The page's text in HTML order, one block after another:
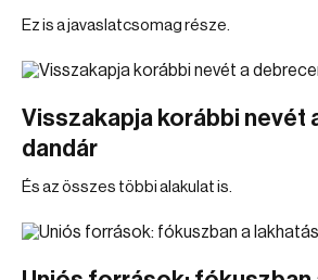
Ez is a javaslatcsomag része.
Visszakapja korábbi nevét
dandár
És az összes többi alakulat is.